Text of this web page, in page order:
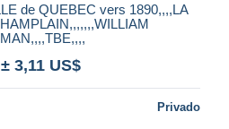
de QUEBEC vers 1890,,,,LA
± 3,11 US$
Privado